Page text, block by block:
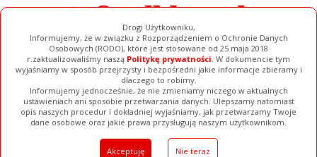
Drogi Użytkowniku,
Informujemy, że w związku z Rozporządzeniem o Ochronie Danych
Osobowych (RODO), które jest stosowane od 25 maja 2018
r.zaktualizowaliśmy naszą Politykę prywatności. W dokumencie tym
wyjaśniamy w sposób przejrzysty i bezpośredni jakie informacje zbieramy i
dlaczego to robimy.
Informujemy jednocześnie, że nie zmieniamy niczego w aktualnych
ustawieniach ani sposobie przetwarzania danych. Ulepszamy natomiast
opis naszych procedur i dokładniej wyjaśniamy, jak przetwarzamy Twoje
dane osobowe oraz jakie prawa przysługują naszym użytkownikom.
Akceptuję Nie teraz
Ogłoszenia Filmy Galerie Baza Firm Pełna Wersja